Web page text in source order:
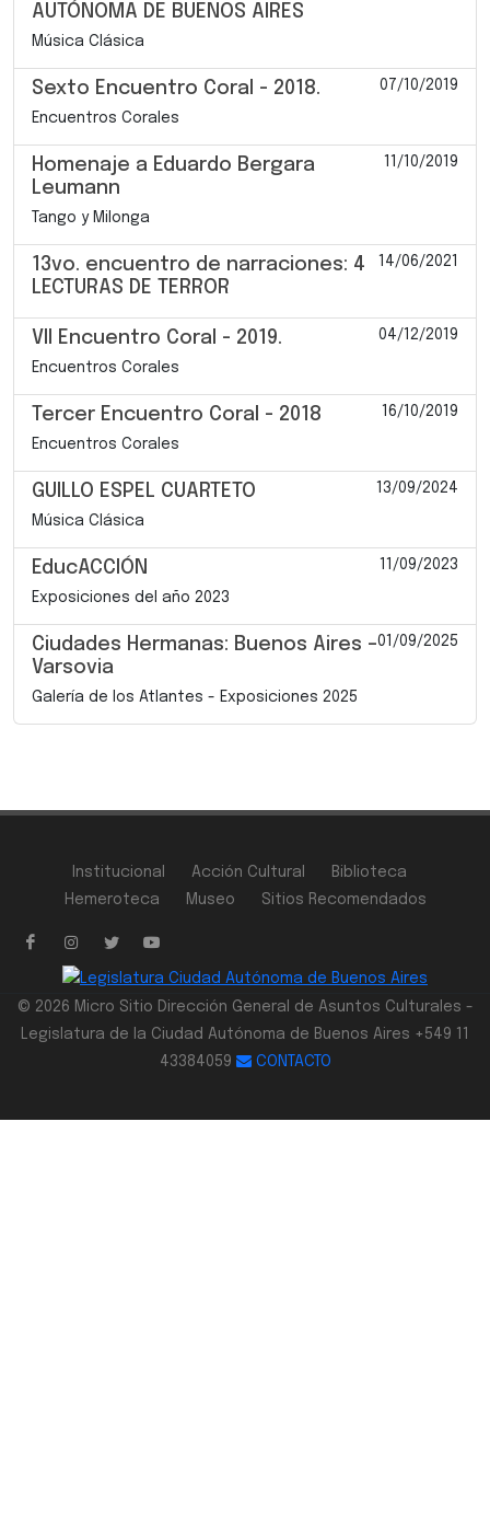
AUTÓNOMA DE BUENOS AIRES
Música Clásica
Sexto Encuentro Coral - 2018. 07/10/2019
Encuentros Corales
Homenaje a Eduardo Bergara
Leumann
11/10/2019
Tango y Milonga
13vo. encuentro de narraciones: 4
LECTURAS DE TERROR
14/06/2021
VII Encuentro Coral - 2019. 04/12/2019
Encuentros Corales
Tercer Encuentro Coral - 2018 16/10/2019
Encuentros Corales
GUILLO ESPEL CUARTETO 13/09/2024
Música Clásica
EducACCIÓN 11/09/2023
Exposiciones del año 2023
Ciudades Hermanas: Buenos Aires –
Varsovia
01/09/2025
Galería de los Atlantes - Exposiciones 2025
Institucional Acción Cultural
Biblioteca
Hemeroteca
Museo Sitios Recomendados
© 2026 Micro Sitio Dirección General de Asuntos Culturales -
Legislatura de la Ciudad Autónoma de Buenos Aires +549 11
43384059
CONTACTO